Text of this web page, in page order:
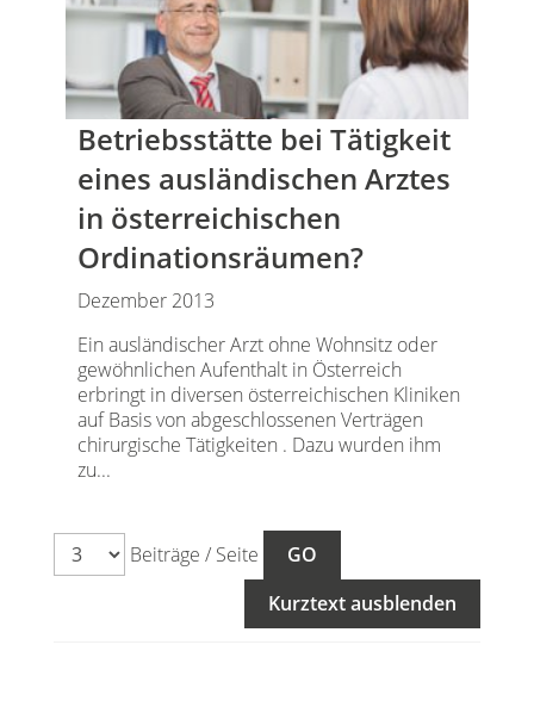
Betriebsstätte bei Tätigkeit
eines ausländischen Arztes
in österreichischen
Ordinationsräumen?
Dezember 2013
Ein ausländischer Arzt ohne Wohnsitz oder
gewöhnlichen Aufenthalt in Österreich
erbringt in diversen österreichischen Kliniken
auf Basis von abgeschlossenen Verträgen
chirurgische Tätigkeiten . Dazu wurden ihm
zu...
Beiträge / Seite
Kurztext ausblenden